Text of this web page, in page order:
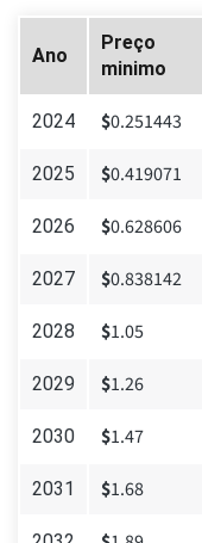
Ano
Preço
minimo
2024 $0.251443
2025 $0.419071
2026 $0.628606
2027 $0.838142
2028 $1.05
2029 $1.26
2030 $1.47
2031 $1.68